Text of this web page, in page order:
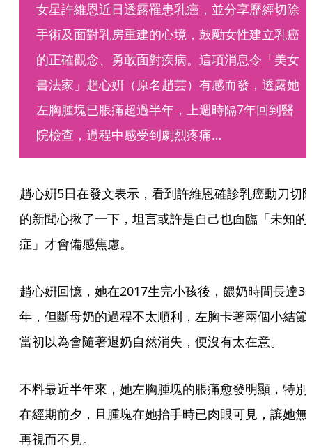
女星許維恩近日透露罹患乳癌，並分享歷經切除
手術及面對乳房重建的心境，鼓勵女性建立乳癌
的正確觀念、勇敢面對疾病。這項消息令「美女
書法家」趙心姸（原名趙芸）有感而發，透露她
左胸腫塊已脹痛超過半年，上週時隔7年回到醫
院檢查，過程中感受到劇烈疼痛…
趙心姸5日在發文表示，看到許維恩確診乳癌動刀切
的新聞心揪了一下，坦言或許是自己也面臨「未知的
症」才會備感焦慮。
趙心姸回憶，她在2017生完小孩後，餵奶時間長達3
年，但斷母奶的過程不太順利，左胸卡著兩個小結節
當初以為會隨著退奶自然消失，便沒有太在意。
不料最近半年來，她左胸腫塊的脹痛愈發明顯，特別
在經期前夕，且腫塊在她抬手時已肉眼可見，讓她無
再視而不見。